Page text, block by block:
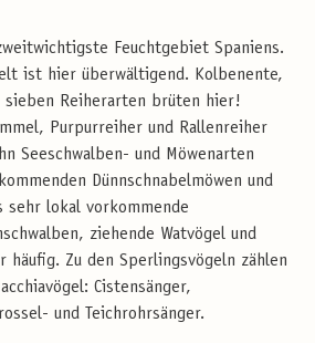
Feuchtgebiet Spaniens.
ist hier überwältigend. Kolbenente,
sieben Reiherarten brüten hier!
Purpurreiher und Rallenreiher
Seeschwalben- und Möwenarten
Dünnschnabelmöwen und
sehr lokal vorkommende
ziehende Watvögel und
häufig. Zu den Sperlingsvögeln zählen
Cistensänger,
und Teichrohrsänger.